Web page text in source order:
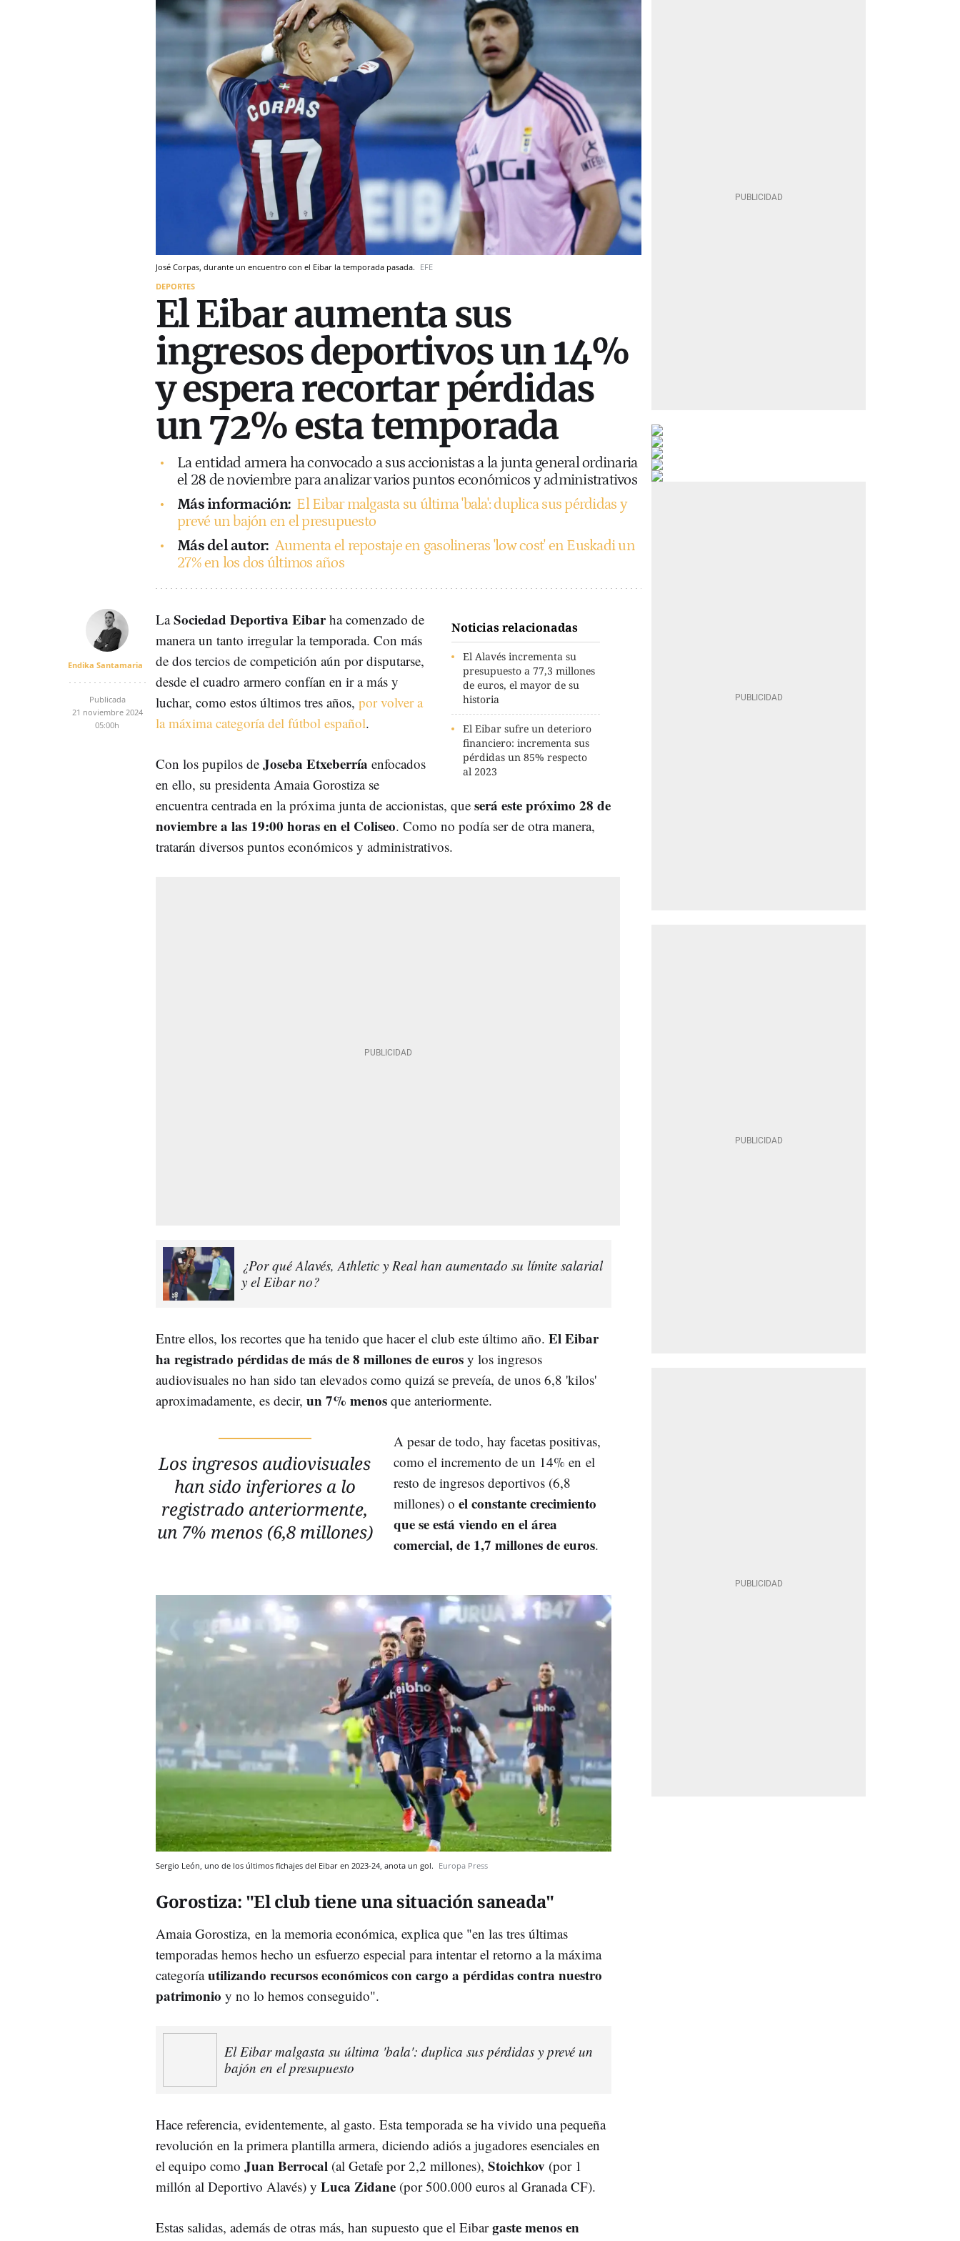
José Corpas, durante un encuentro con el Eibar la temporada pasada. EFE
DEPORTES
El Eibar aumenta sus
ingresos deportivos un 14%
y espera recortar pérdidas
un 72% esta temporada
La entidad armera ha convocado a sus accionistas a la junta general ordinaria
el 28 de noviembre para analizar varios puntos económicos y administrativos
Más información: El Eibar malgasta su última 'bala': duplica sus pérdidas y
prevé un bajón en el presupuesto
Más del autor: Aumenta el repostaje en gasolineras 'low cost' en Euskadi un
27% en los dos últimos años
Endika Santamaria
Publicada
21 noviembre 2024
05:00h
Noticias relacionadas
El Alavés incrementa su
presupuesto a 77,3 millones
de euros, el mayor de su
historia
El Eibar sufre un deterioro
financiero: incrementa sus
pérdidas un 85% respecto
al 2023
LaSociedad Deportiva Eibarha comenzado de
manera un tanto irregular la temporada. Con más
de dos tercios de competición aún por disputarse,
desde el cuadro armero confían en ir a más y
luchar, como estos últimos tres años, por volver a
la máxima categoría del fútbol español.
Con los pupilos de Joseba Etxeberría enfocados
en ello, su presidenta Amaia Gorostiza se
encuentra centrada en la próxima junta de accionistas, que será este próximo 28 de
noviembre a las 19:00 horas en el Coliseo. Como no podía ser de otra manera,
tratarán diversos puntos económicos y administrativos.
¿Por qué Alavés, Athletic y Real han aumentado su límite salarial
y el Eibar no?
Entre ellos, los recortes que ha tenido que hacer el club este último año. El Eibar
ha registrado pérdidas de más de 8 millones de euros y los ingresos
audiovisuales no han sido tan elevados como quizá se preveía, de unos 6,8 'kilos'
aproximadamente, es decir, un 7% menos que anteriormente.
Los ingresos audiovisuales
han sido inferiores a lo
registrado anteriormente,
un 7% menos (6,8 millones)
A pesar de todo, hay facetas positivas,
como el incremento de un 14% enel
resto de ingresos deportivos (6,8
millones) oel constante crecimiento
que se está viendo en el área
comercial, de 1,7 millones de euros.
Sergio León, uno de los últimos fichajes del Eibar en 2023-24, anota un gol. Europa Press
Gorostiza: "El club tiene una situación saneada"
Amaia Gorostiza, en la memoria económica, explica que "en las tres últimas
temporadas hemos hecho un esfuerzo especial para intentar el retorno a la máxima
categoríautilizando recursos económicos con cargo a pérdidas contra nuestro
patrimonio y no lo hemos conseguido".
El Eibar malgasta su última 'bala': duplica sus pérdidas y prevé un
bajón en el presupuesto
Hace referencia, evidentemente, al gasto. Esta temporada se ha vivido una pequeña
revolución en la primera plantilla armera, diciendo adiós a jugadores esenciales en
el equipo como Juan Berrocal (al Getafe por 2,2 millones), Stoichkov (por 1
millón al Deportivo Alavés) y Luca Zidane (por 500.000 euros al Granada CF).
Estas salidas, además de otras más, han supuesto que el Eibargaste menos en